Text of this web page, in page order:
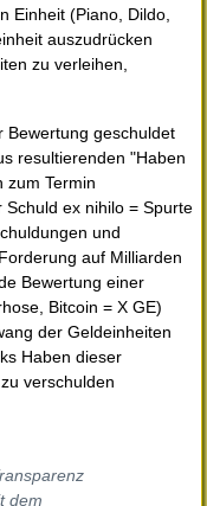
Einheit (Piano, Dildo,
auszudrücken
zu verleihen,
Bewertung geschuldet
resultierenden "Haben
zum Termin
ex nihilo = Spurte
und
auf Milliarden
Bewertung einer
Bitcoin = X GE)
der Geldeinheiten
Haben dieser
verschulden
dem